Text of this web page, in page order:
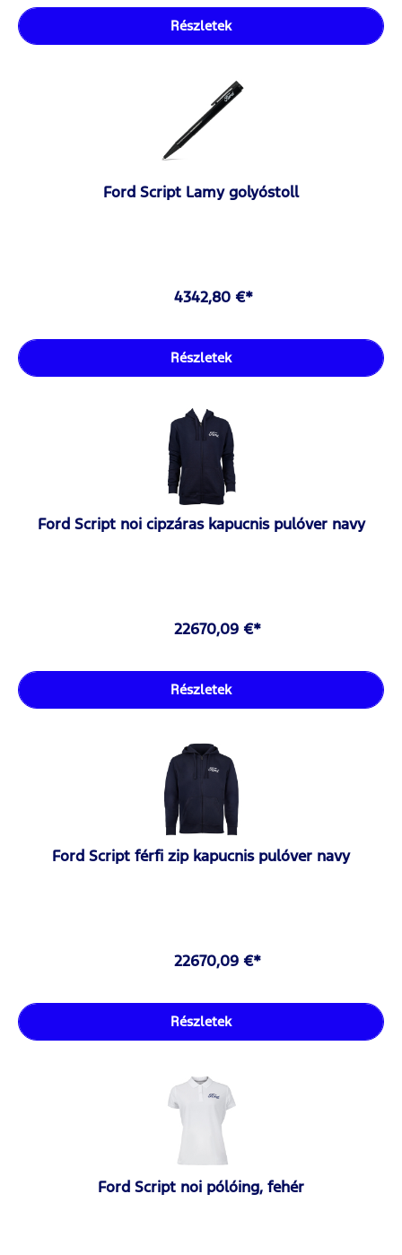
Részletek
Ford Script Lamy golyóstoll
4342,80 €*
Részletek
Ford Script noi cipzáras kapucnis pulóver navy
22670,09 €*
Részletek
Ford Script férfi zip kapucnis pulóver navy
22670,09 €*
Részletek
Ford Script noi pólóing, fehér